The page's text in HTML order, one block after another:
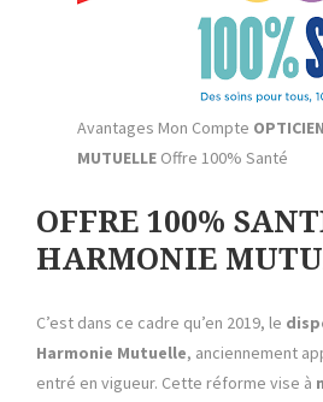
Avantages Mon Compte
MUTUELLEOffre 100% Santé
OFFRE 100%
HARMONIE
C’est dans ce cadre qu’en 2019, le
Harmonie Mutuelle, anciennement
entré en vigueur. Cette réforme vise à